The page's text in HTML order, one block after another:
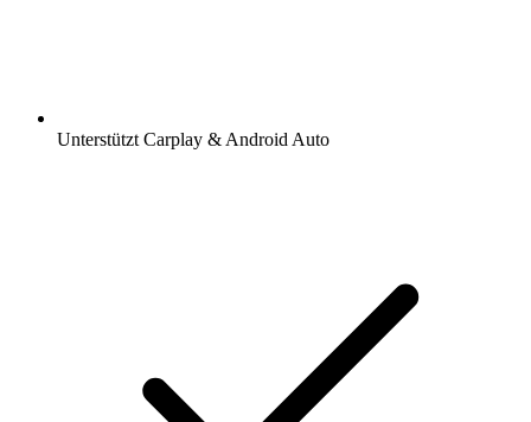
Unterstützt Carplay & Android Auto